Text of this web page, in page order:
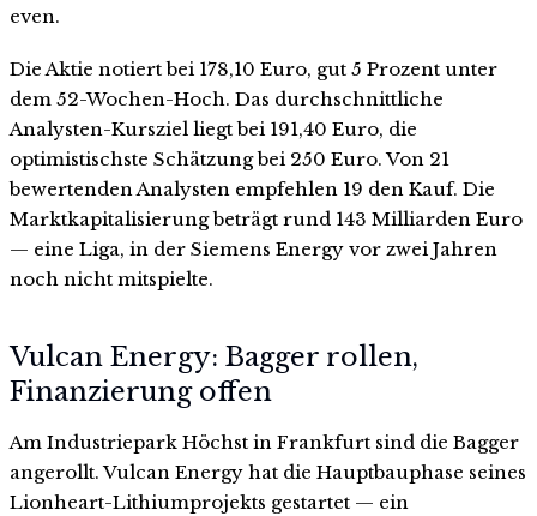
even.
Die Aktie notiert bei 178,10 Euro, gut 5 Prozent unter
dem 52-Wochen-Hoch. Das durchschnittliche
Analysten-Kursziel liegt bei 191,40 Euro, die
optimistischste Schätzung bei 250 Euro. Von 21
bewertenden Analysten empfehlen 19 den Kauf. Die
Marktkapitalisierung beträgt rund 143 Milliarden Euro
— eine Liga, in der Siemens Energy vor zwei Jahren
noch nicht mitspielte.
Vulcan Energy: Bagger rollen,
Finanzierung offen
Am Industriepark Höchst in Frankfurt sind die Bagger
angerollt. Vulcan Energy hat die Hauptbauphase seines
Lionheart-Lithiumprojekts gestartet — ein